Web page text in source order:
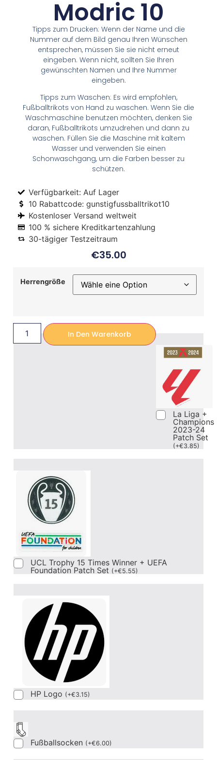
Modric 10
Tipps zum Drucken: Wenn der Name und die
Nummer auf dem Bild genau Ihren Wünschen
entsprechen, müssen Sie sie nicht erneut
eingeben. Wenn nicht, sollten Sie Ihren
gewünschten Namen und Ihre Nummer
eingeben.
Tipps zum Waschen: Es wird empfohlen,
Fußballtrikots von Hand zu waschen. Wenn Sie die
Waschmaschine benutzen möchten, denken Sie
daran, Fußballtrikots umzudrehen und dann zu
waschen. Füllen Sie die Maschine mit kaltem
Wasser und verwenden Sie einen
Schonwaschgang, um die Farben besser zu
schützen.
Verfügbarkeit: Auf Lager
10 Rabattcode: gunstigfussballtrikot10
Kostenloser Versand weltweit
100 % sichere Kreditkartenzahlung
30-tägiger Testzeitraum
€35.00
Herrengröße
In Den Warenkorb
La Liga +
Champions
2023-24
Patch Set
(+€3.85)
UCL Trophy 15 Times Winner + UEFA
Foundation Patch Set (+€5.55)
HP Logo (+€3.15)
Fußballsocken (+€6.00)